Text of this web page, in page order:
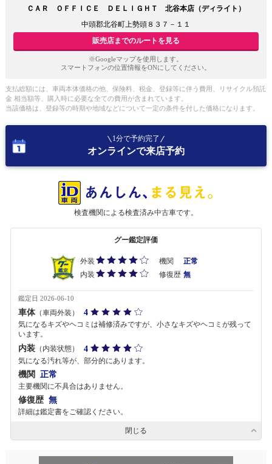
ＣＡＲ ＯＦＦＩＣＥ ＤＥＬＩＧＨＴ 北谷本店（ディライト）
中頭郡北谷町上勢頭８３７－１１
販売店までのルートを見る
※Googleマップを使用します。
スマートフォンの位置情報をONにしてください。
支払総額には、車両本体価格の他、保険料、税金、登録等に伴う費用、リサイクル預託
金 相当額等、購入時に必要な全ての費用が含まれています。
当該価格は、登録等の時期や地域などについて一定の条件を付した価格になります。
1分で予約完了
オンラインで来店予約
検査機関による検査済み中古車です。
グー鑑定評価
外装 機関
正常
内装
修復歴 無
鑑定日 2026-06-10
車体（車両外装） 4
気になるキズやヘコミは補修済みですが、小さなキズやヘコミが残って
います。
内装 （内装状態） 4
気になる汚れ等が、部分的にあります。
機関 正常
主要機関に不具合はありません。
修復歴 無
詳細は鑑定書をご確認ください。
閉じる